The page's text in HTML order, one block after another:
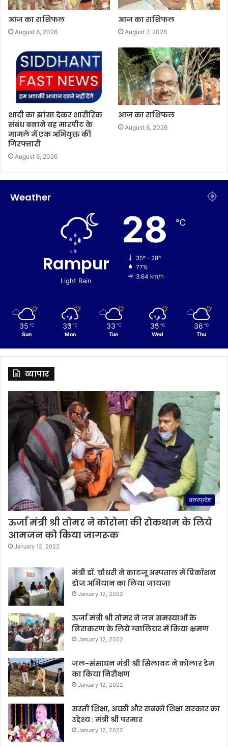
आज का राशिफल
August 8, 2026
आज का राशिफल
August 7, 2026
शादी का झांसा देकर शारीरिक
संबंध बनाने वह मारपीट के
मामले में एक अभियुक्त की
गिरफ्तारी
August 6, 2026
आज का राशिफल
August 6, 2026
Weather
Rampur
Light Rain
28 ℃
35º - 28º
77%
3.64 km/h
35 ℃
Sun
33 ℃
Mon
33 ℃
Tue
35 ℃
Wed
36 ℃
Thu
व्यापार
उत्तरप्रदेश
ऊर्जा मंत्री श्री तोमर ने कोरोना की रोकथाम के लिये
आमजन को किया जागरूक
January 12, 2022
मंत्री डॉ. चौधरी ने काटजू अस्पताल में प्रिकॉशन
डोज अभियान का लिया जायजा
January 12, 2022
ऊर्जा मंत्री श्री तोमर ने जन समस्याओं के
निराकरण के लिये ग्वालियर में किया भ्रमण
January 12, 2022
जल-संसाधन मंत्री श्री सिलावट ने कोलार डेम
का किया निरीक्षण
January 12, 2022
सस्ती शिक्षा, अच्छी और सबको शिक्षा सरकार का
उद्देश्य : मंत्री श्री परमार
January 12, 2022